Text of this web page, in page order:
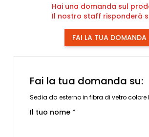
Hai una domanda sul
Il nostro staff risponderà
FAI LA TUA DOMANDA
Fai la tua domanda su:
Sedia da esterno in fibra di vetro colore
Il tuo nome *